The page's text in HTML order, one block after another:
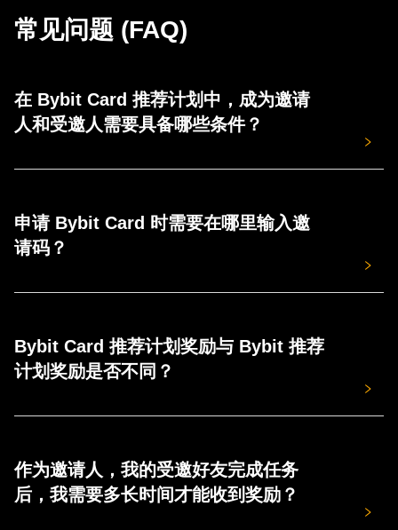
常见问题 (FAQ)
在 Bybit Card 推荐计划中，成为邀请
人和受邀人需要具备哪些条件？
所有 Bybit 用户均可成为邀请人。请注意，您无需持有
Bybit Card 也可成为邀请人。
- 成功申请虚拟 Bybit Card。
- 在成功申请 Bybit Card 后 30 日内消费至少 100 USDT 或
申请 Bybit Card 时需要在哪里输入邀
请码？
- 完成身份认证及地址验证后，您可在“确认信息”步骤看到
邀请码。
Bybit Card 推荐计划奖励与 Bybit 推荐
计划奖励是否不同？
参与并领取双重奖励。
作为邀请人，我的受邀好友完成任务
后，我需要多长时间才能收到奖励？